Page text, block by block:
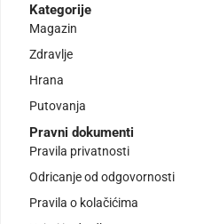
Kategorije
Magazin
Zdravlje
Hrana
Putovanja
Pravni dokumenti
Pravila privatnosti
Odricanje od odgovornosti
Pravila o kolačićima